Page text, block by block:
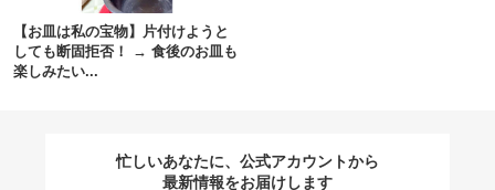
【お皿は私の宝物】片付けようと
しても断固拒否！ → 食後のお皿も
楽しみたい...
忙しいあなたに、公式アカウントから
最新情報をお届けします